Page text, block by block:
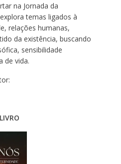
na Jornada da
temas ligados à
relações humanas,
da existência, buscando
sensibilidade
de vida.